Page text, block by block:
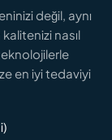
İçin
değil, aynı
nasıl
en iyi tedaviyi